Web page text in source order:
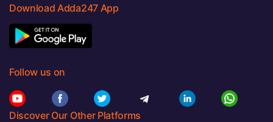
Download Adda247 App
Follow us on
Discover Our Other Platforms